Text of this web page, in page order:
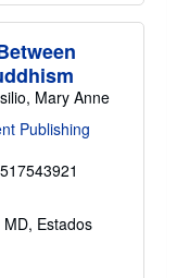
Mary Anne
Publishing
Estados